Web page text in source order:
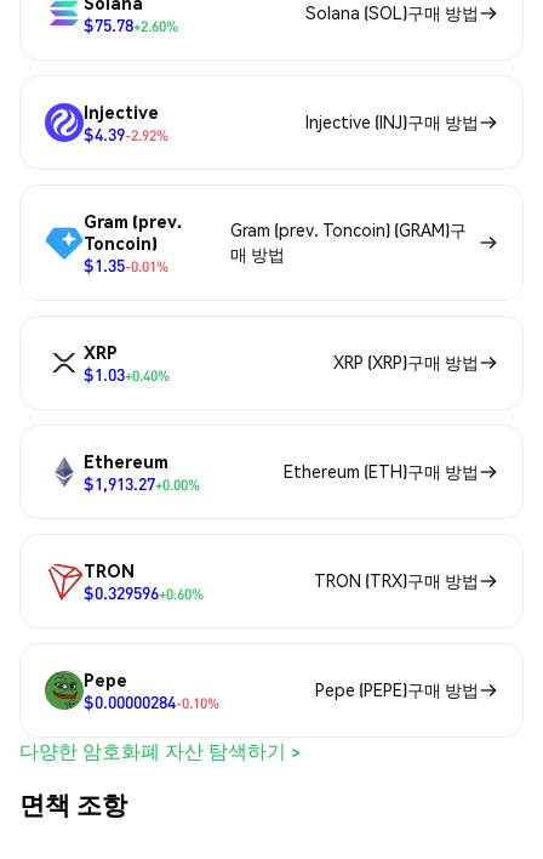
$75.78+2.60%
Solana (SOL)구매 방법
Injective
$4.39-2.92%
Injective (INJ)구매 방법
Gram (prev.
Toncoin)
$1.35-0.01%
Gram (prev. Toncoin) (GRAM)구
매 방법
XRP
$1.03+0.40%
XRP (XRP)구매 방법
Ethereum
$1,913.27+0.00%
Ethereum (ETH)구매 방법
TRON
$0.329596+0.60%
TRON (TRX)구매 방법
Pepe
$0.00000284-0.10%
Pepe (PEPE)구매 방법
다양한 암호화폐 자산 탐색하기 >
면책 조항